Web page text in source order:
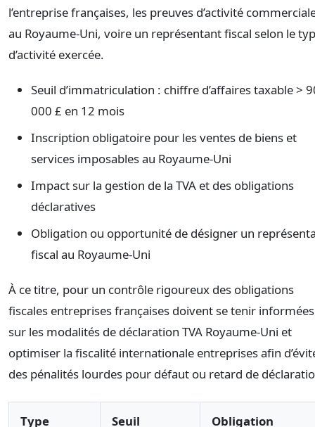
l’entreprise françaises, les preuves d’activité
au Royaume-Uni, voire un représentant fiscal selon le
d’activité exercée.
Seuil d’immatriculation : chiffre d’affaires taxable >
000 £ en 12 mois
Inscription obligatoire pour les ventes de biens et
services imposables au Royaume-Uni
Impact sur la gestion de la TVA et des obligations
déclaratives
Obligation ou opportunité de désigner un
fiscal au Royaume-Uni
À ce titre, pour un contrôle rigoureux des obligations
fiscales entreprises françaises doivent se tenir informées
sur les modalités de déclaration TVA Royaume-Uni et
optimiser la fiscalité internationale entreprises afin
des pénalités lourdes pour défaut ou retard de
Type Seuil Obligation